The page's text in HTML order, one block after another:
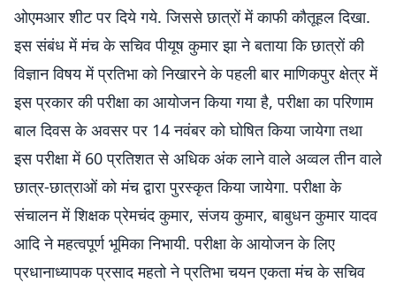
ओएमआर शीट पर दिये गये. जिससे छात्रों में काफी कौतूहल दिखा.
इस संबंध में मंच के सचिव पीयूष कुमार झा ने बताया कि छात्रों की
विज्ञान विषय में प्रतिभा को निखारने के पहली बार माणिकपुर क्षेत्र में
इस प्रकार की परीक्षा का आयोजन किया गया है, परीक्षा का परिणाम
बाल दिवस के अवसर पर 14 नवंबर को घोषित किया जायेगा तथा
इस परीक्षा में 60 प्रतिशत से अधिक अंक लाने वाले अव्वल तीन वाले
छात्र-छात्राओं को मंच द्वारा पुरस्कृत किया जायेगा. परीक्षा के
संचालन में शिक्षक प्रेमचंद कुमार, संजय कुमार, बाबुधन कुमार यादव
आदि ने महत्वपूर्ण भूमिका निभायी. परीक्षा के आयोजन के लिए
प्रधानाध्यापक प्रसाद महतो ने प्रतिभा चयन एकता मंच के सचिव